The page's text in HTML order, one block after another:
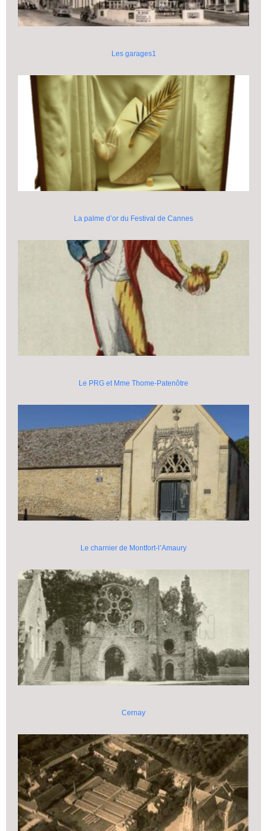
Les garages1
La palme d’or du Festival de Cannes
Le PRG et Mme Thome-Patenôtre
Le charnier de Montfort-l’Amaury
Cernay